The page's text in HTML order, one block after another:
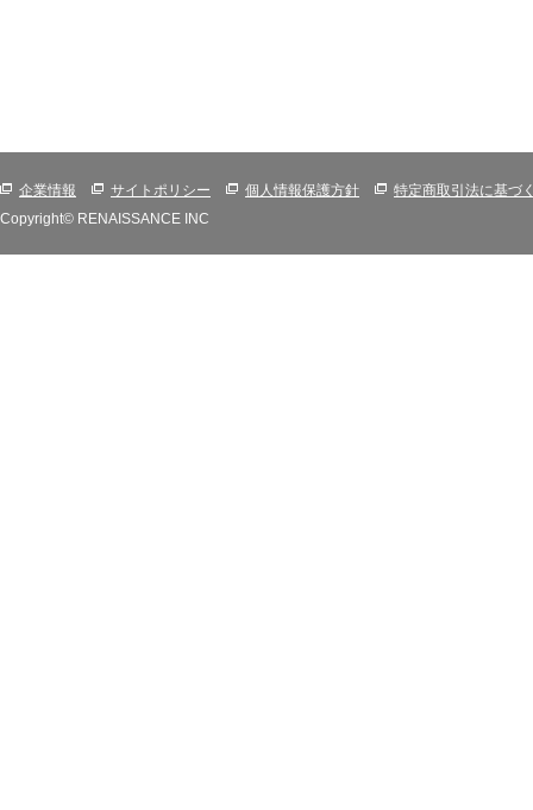
企業情報 サイトポリシー 個人情報保護方針
特定商取引法に基づ
Copyright© RENAISSANCE INC